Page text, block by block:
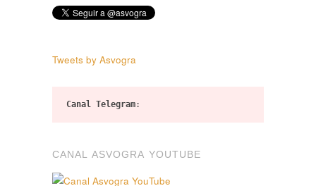
Tweets by Asvogra
Canal Telegram:
CANAL ASVOGRA YOUTUBE